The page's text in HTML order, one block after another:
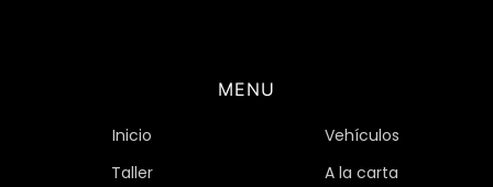
MENU
Inicio
Vehículos
Taller
A la carta